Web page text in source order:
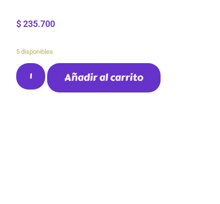
$ 235.700
5 disponibles
Añadir al carrito